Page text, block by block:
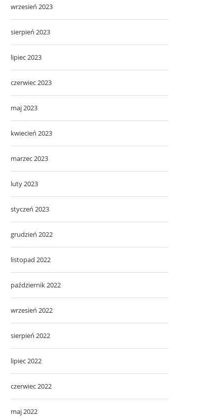
wrzesień 2023
sierpień 2023
lipiec 2023
czerwiec 2023
maj 2023
kwiecień 2023
marzec 2023
luty 2023
styczeń 2023
grudzień 2022
listopad 2022
październik 2022
wrzesień 2022
sierpień 2022
lipiec 2022
czerwiec 2022
maj 2022